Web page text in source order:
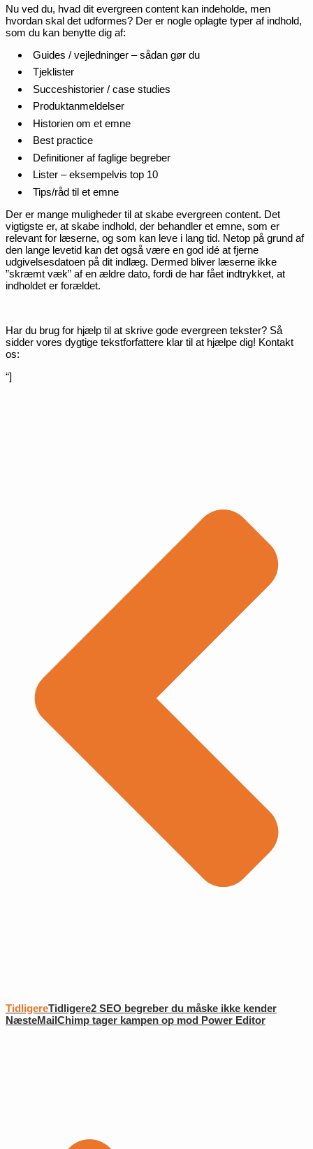
Nu ved du, hvad dit evergreen content kan indeholde, men
hvordan skal det udformes? Der er nogle oplagte typer af indhold,
som du kan benytte dig af:
Guides / vejledninger – sådan gør du
Tjeklister
Succeshistorier / case studies
Produktanmeldelser
Historien om et emne
Best practice
Definitioner af faglige begreber
Lister – eksempelvis top 10
Tips/råd til et emne
Der er mange muligheder til at skabe evergreen content. Det
vigtigste er, at skabe indhold, der behandler et emne, som er
relevant for læserne, og som kan leve i lang tid. Netop på grund af
den lange levetid kan det også være en god idé at fjerne
udgivelsesdatoen på dit indlæg. Dermed bliver læserne ikke
”skræmt væk” af en ældre dato, fordi de har fået indtrykket, at
indholdet er forældet.
Har du brug for hjælp til at skrive gode evergreen tekster? Så
sidder vores dygtige tekstforfattere klar til at hjælpe dig! Kontakt
os:
“]
TidligereTidligere2 SEO begreber du måske ikke kender
NæsteMailChimp tager kampen op mod Power Editor